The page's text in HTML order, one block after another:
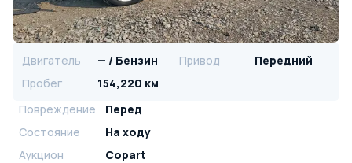
Двигатель — / Бензин Привод
Передний
Пробег
154,220 км
Повреждение
Перед
Состояние
На ходу
Аукцион
Copart